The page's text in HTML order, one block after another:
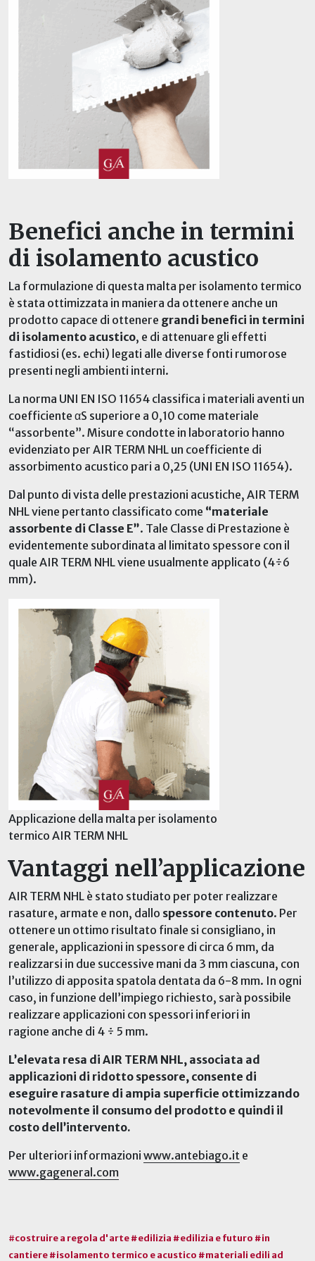
Benefici anche in termini
di isolamento acustico
La formulazione di questa malta per isolamento termico
è stata ottimizzata in maniera da ottenere anche un
prodotto capace di ottenere grandi benefici in termini
di isolamento acustico, e di attenuare gli effetti
fastidiosi (es. echi) legati alle diverse fonti rumorose
presenti negli ambienti interni.
La norma UNI EN ISO 11654 classifica i materiali aventi un
coefficiente αS superiore a 0,10 come materiale
“assorbente”. Misure condotte in laboratorio hanno
evidenziato per AIR TERM NHL un coefficiente di
assorbimento acustico pari a 0,25 (UNI EN ISO 11654).
Dal punto di vista delle prestazioni acustiche, AIR TERM
NHL viene pertanto classificato come “materiale
assorbente di Classe E”. Tale Classe di Prestazione è
evidentemente subordinata al limitato spessore con il
quale AIR TERM NHL viene usualmente applicato (4÷6
mm).
Applicazione della malta per isolamento
termico AIR TERM NHL
Vantaggi nell’applicazione
AIR TERM NHL è stato studiato per poter realizzare
rasature, armate e non, dallo spessore contenuto. Per
ottenere un ottimo risultato finale si consigliano, in
generale, applicazioni in spessore di circa 6 mm, da
realizzarsi in due successive mani da 3 mm ciascuna, con
l’utilizzo di apposita spatola dentata da 6-8 mm. In ogni
caso, in funzione dell’impiego richiesto, sarà possibile
realizzare applicazioni con spessori inferiori in
ragione anche di 4 ÷ 5 mm.
L’elevata resa di AIR TERM NHL, associata ad
applicazioni di ridotto spessore, consente di
eseguire rasature di ampia superficie ottimizzando
notevolmente il consumo del prodotto e quindi il
costo dell’intervento.
Per ulteriori informazioni www.antebiago.it e
www.gageneral.com
#costruire a regola d'arte #edilizia #edilizia e futuro #in
cantiere #isolamento termico e acustico #materiali edili ad